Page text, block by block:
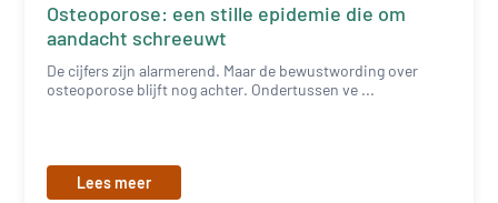
Osteoporose: een stille epidemie die om
aandacht schreeuwt
De cijfers zijn alarmerend. Maar de bewustwording over
osteoporose blijft nog achter. Ondertussen ve ...
Lees meer